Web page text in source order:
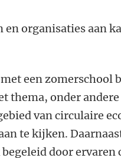
organisaties aan
een zomerschool
thema, onder
van circulaire
te kijken.
door